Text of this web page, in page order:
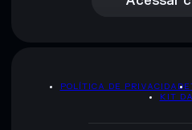
POLÍTICA DE PRIVACIDADE
KIT